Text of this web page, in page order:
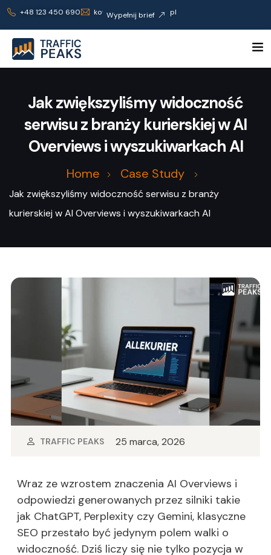
+48 123 450 690 kontakt@trafficpeaks.pl
Wypełnij brief
Jak zwiększyliśmy widoczność
serwisu z branży kurierskiej w AI
Overviews i wyszukiwarkach AI
Home Case Study
Jak zwiększyliśmy widoczność serwisu z branży
kurierskiej w AI Overviews i wyszukiwarkach AI
TRAFFIC PEAKS 25 marca, 2026
Wraz ze wzrostem znaczenia AI Overviews i
odpowiedzi generowanych przez silniki takie
jak ChatGPT, Perplexity czy Gemini, klasyczne
SEO przestało być jedynym polem walki o
widoczność. Dziś liczy się nie tylko pozycja w